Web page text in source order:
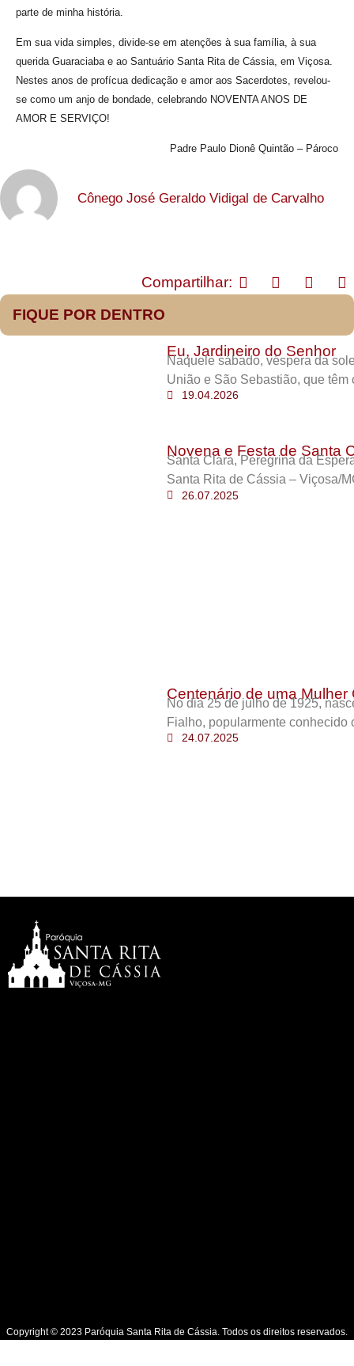
parte de minha história.
Em sua vida simples, divide-se em atenções à sua família, à sua
querida Guaraciaba e ao Santuário Santa Rita de Cássia, em Viçosa.
Nestes anos de profícua dedicação e amor aos Sacerdotes, revelou-
se como um anjo de bondade, celebrando NOVENTA ANOS DE
AMOR E SERVIÇO!
Padre Paulo Dionê Quintão – Pároco
Cônego José Geraldo Vidigal de Carvalho
Compartilhar:
FIQUE POR DENTRO
Eu, Jardineiro do Senhor
Naquele sábado, véspera da
União e São Sebastião, que têm
19.04.2026
Novena e Festa de Santa
Santa Clara, Peregrina da
Santa Rita de Cássia – Viçosa/
26.07.2025
Centenário de uma Mulher
No dia 25 de julho de 1925,
Fialho, popularmente conhecido
24.07.2025
Copyright © 2023 Paróquia Santa Rita de Cássia. Todos os direitos reservados.